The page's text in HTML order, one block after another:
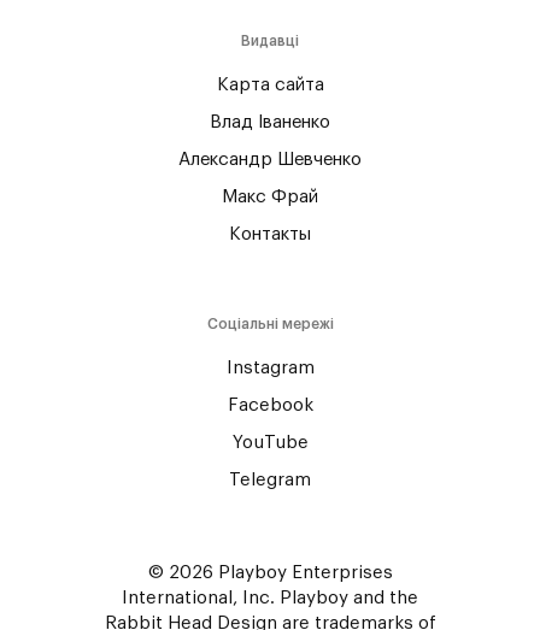
Видавці
Карта сайта
Влад Іваненко
Александр Шевченко
Макс Фрай
Контакты
Соціальні мережі
Instagram
Facebook
YouTube
Telegram
© 2026 Playboy Enterprises
International, Inc. Playboy and the
Rabbit Head Design are trademarks of